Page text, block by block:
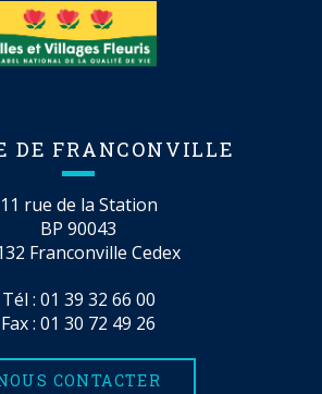
DE FRANCONVILLE
11 rue de la Station
BP 90043
Franconville Cedex
Tél : 01 39 32 66 00
Fax : 01 30 72 49 26
CONTACTER